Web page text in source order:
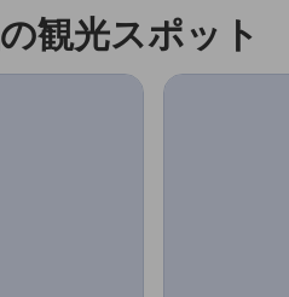
観光スポット